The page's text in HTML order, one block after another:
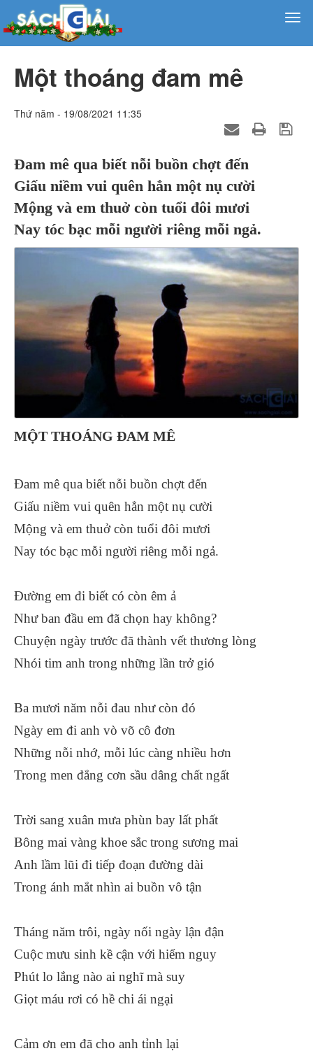
Một thoáng đam mê
Thứ năm - 19/08/2021 11:35
Đam mê qua biết nỗi buồn chợt đến
Giấu niềm vui quên hẳn một nụ cười
Mộng và em thuở còn tuổi đôi mươi
Nay tóc bạc mỗi người riêng mỗi ngả.
MỘT THOÁNG ĐAM MÊ
Đam mê qua biết nỗi buồn chợt đến
Giấu niềm vui quên hẳn một nụ cười
Mộng và em thuở còn tuổi đôi mươi
Nay tóc bạc mỗi người riêng mỗi ngả.
Đường em đi biết có còn êm ả
Như ban đầu em đã chọn hay không?
Chuyện ngày trước đã thành vết thương lòng
Nhói tim anh trong những lần trở gió
Ba mươi năm nỗi đau như còn đó
Ngày em đi anh vò võ cô đơn
Những nỗi nhớ, mỗi lúc càng nhiều hơn
Trong men đắng cơn sầu dâng chất ngất
Trời sang xuân mưa phùn bay lất phất
Bông mai vàng khoe sắc trong sương mai
Anh lầm lũi đi tiếp đoạn đường dài
Trong ánh mắt nhìn ai buồn vô tận
Tháng năm trôi, ngày nối ngày lận đận
Cuộc mưu sinh kề cận với hiểm nguy
Phút lo lắng nào ai nghĩ mà suy
Giọt máu rơi có hề chi ái ngại
Cảm ơn em đã cho anh tỉnh lại